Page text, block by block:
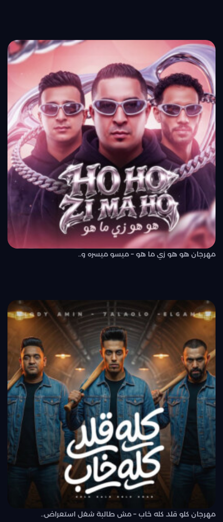
مهرجان هو هو زي ما هو – ميسو ميسره و..
مهرجان كلو قلد كله خاب – مش طالبة شغل استعراض..